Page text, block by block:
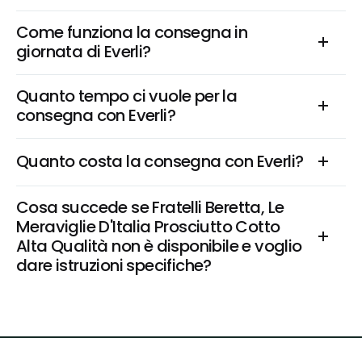
Come funziona la consegna in
giornata di Everli?
Quanto tempo ci vuole per la
consegna con Everli?
Quanto costa la consegna con Everli?
Cosa succede se Fratelli Beretta, Le
Meraviglie D'Italia Prosciutto Cotto
Alta Qualità non è disponibile e voglio
dare istruzioni specifiche?